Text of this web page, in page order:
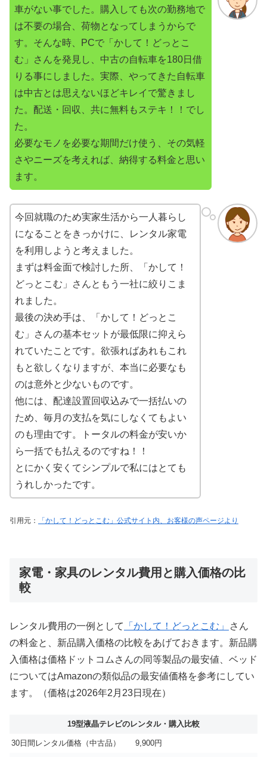
車がない事でした。購入しても次の勤務地で
は不要の場合、荷物となってしまうからで
す。そんな時、PCで「かして！どっとこ
む」さんを発見し、中古の自転車を180日借
りる事にしました。実際、やってきた自転車
は中古とは思えないほどキレイで驚きまし
た。配送・回収、共に無料もステキ！！でし
た。
必要なモノを必要な期間だけ使う、その気軽
さやニーズを考えれば、納得する料金と思い
ます。
今回就職のため実家生活から一人暮らし
になることをきっかけに、レンタル家電
を利用しようと考えました。
まずは料金面で検討した所、「かして！
どっとこむ」さんともう一社に絞りこま
れました。
最後の決め手は、「かして！どっとこ
む」さんの基本セットが最低限に抑えら
れていたことです。欲張ればあれもこれ
もと欲しくなりますが、本当に必要なも
のは意外と少ないものです。
他には、配達設置回収込みで一括払いの
ため、毎月の支払を気にしなくてもよい
のも理由です。トータルの料金が安いか
ら一括でも払えるのですね！！
とにかく安くてシンプルで私にはとても
うれしかったです。
引用元： 「かして！どっとこむ」公式サイト内、お客様の声ページより
家電・家具のレンタル費用と購入価格の比
較
レンタル費用の一例として 「かして！どっとこむ」
さん
の料金と、新品購入価格の比較をあげておきます。新品購
入価格は価格ドットコムさんの同等製品の最安値、ベッド
についてはAmazonの類似品の最安値価格を参考にしてい
ます。（価格は2026年2月23日現在）
19型液晶テレビのレンタル・購入比較
30日間レンタル価格（中古品） 9,900円